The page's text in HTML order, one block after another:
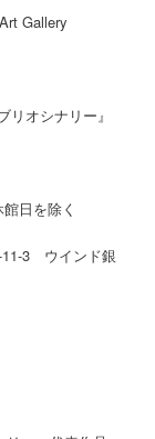
Gallery
オシナリー』
日を除く
11-3 ウインド銀